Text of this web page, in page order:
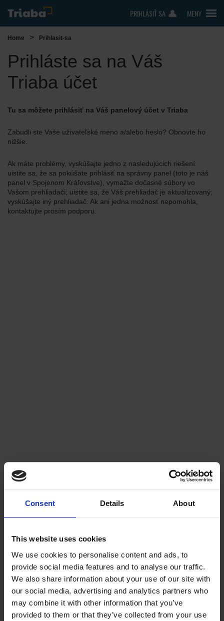
Consent Details About
This website uses cookies
We use cookies to personalise content and ads, to
provide social media features and to analyse our traffic.
We also share information about your use of our site with
our social media, advertising and analytics partners who
may combine it with other information that you’ve
provided to them or that they’ve collected from your use
MENY
PRIHLÁSIŤ SA
Home > Prihlasit-sa
Prihláste sa na Váš
Triaba účet
Tu sa môžete prihlásiť na Váš panelový účet v Triaba
Zabudli ste Vaše užívateľské meno a/alebo heslo? Obnovte ho
nižšie.
Ak máte problémy, vyskúšajte jedno z nasledujúcich riešení:
uistite sa, že sa pokúšate prihlásiť na správny panel (toto je náš
panel v Spojenom Kráľovstve), vymažte dočasné súbory vo
Vašom prehliadači; uistite sa, že Váš prehliadač je aktualizovaný;
vyskúšajte iný prehliadač. Ak ani jedna možnosť nepomohla,
kontaktujte prosím podporu.